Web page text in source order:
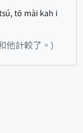
tō mài kah i
pái lí khuànn
他計較了。)